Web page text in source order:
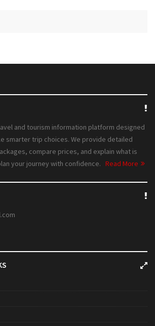
and tourism information platform designed
smarter trip choices. We provide detailed
compare prices, and explain what is
your journey with confidence. Read More